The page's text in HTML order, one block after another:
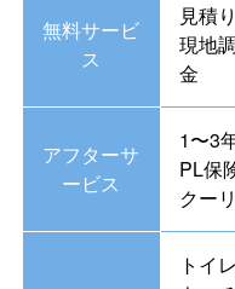
無料サービ
ス
見積
現地
金
アフターサ
ービス
1〜3
PL保
クー
トイ